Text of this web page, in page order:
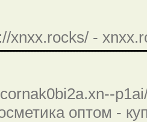
xnxx.rocks/ -
оптом -